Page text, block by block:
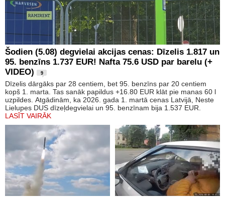
Šodien (5.08) degvielai akcijas cenas: Dīzelis 1.817 un
95. benzīns 1.737 EUR! Nafta 75.6 USD par barelu (+
VIDEO)
9
Dīzelis dārgāks par 28 centiem, bet 95. benzīns par 20 centiem
kopš 1. marta. Tas sanāk papildus +16.80 EUR klāt pie manas 60 l
uzpildes. Atgādinām, ka 2026. gada 1. martā cenas Latvijā, Neste
Lielupes DUS dīzeļdegvielai un 95. benzīnam bija 1.537 EUR.
LASĪT VAIRĀK